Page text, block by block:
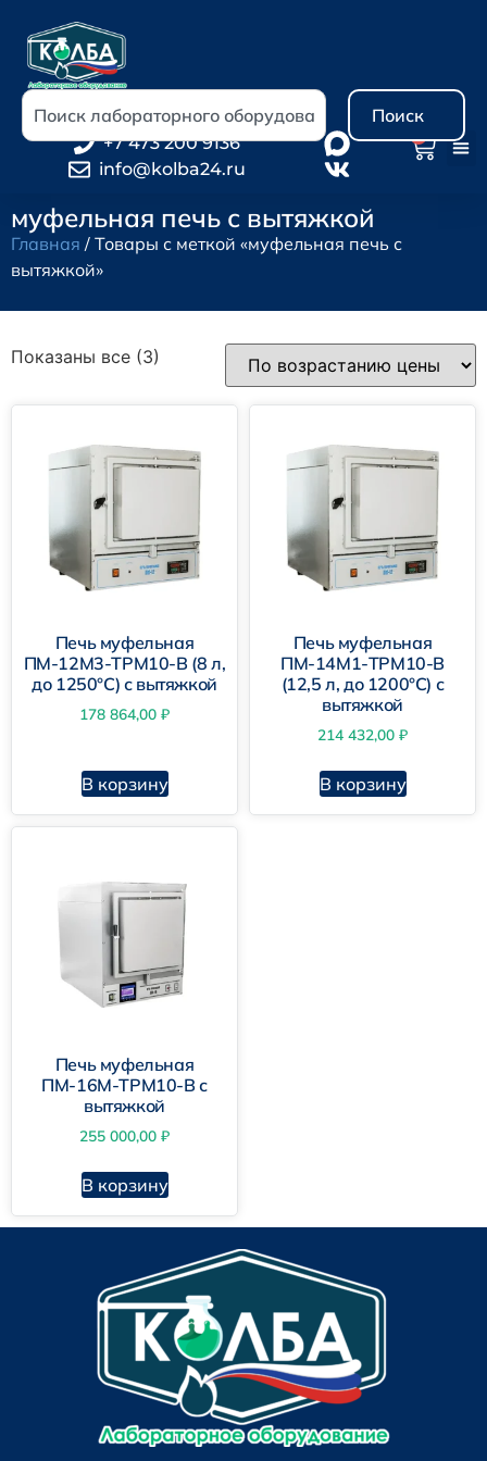
Поиск
+7 473 200 9136
info@kolba24.ru
муфельная печь с вытяжкой
Главная / Товары с меткой «муфельная печь с
вытяжкой»
Показаны все (3)
Печь муфельная
ПМ-12М3-ТРМ10-В (8 л,
до 1250°С) с вытяжкой
178 864,00 ₽
В корзину
Печь муфельная
ПМ-14М1-ТРМ10-В
(12,5 л, до 1200°С) с
вытяжкой
214 432,00 ₽
В корзину
Печь муфельная
ПМ-16М-ТРМ10-В с
вытяжкой
255 000,00 ₽
В корзину